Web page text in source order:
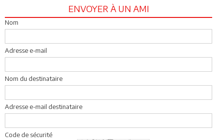
ENVOYER À UN AMI
Nom
Adresse e-mail
Nom du destinataire
Adresse e-mail destinataire
Code de sécurité